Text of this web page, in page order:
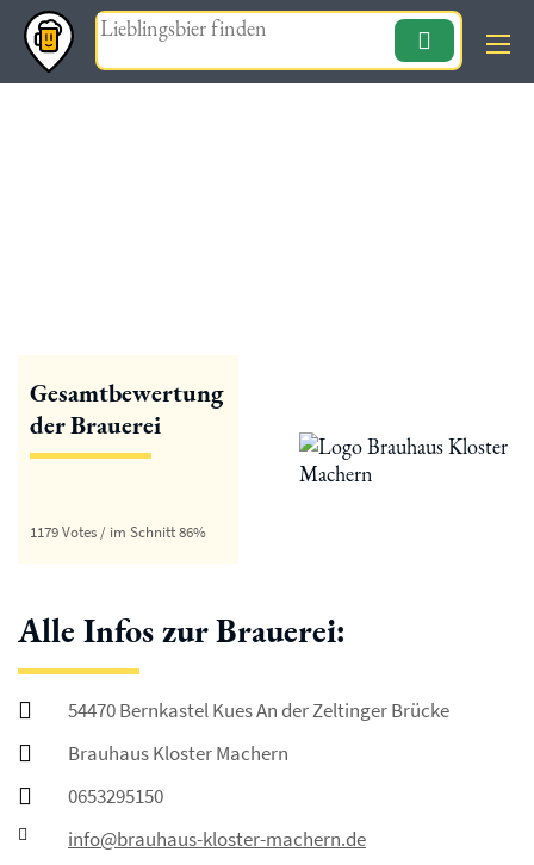
Magazin
Gesamtbewertung
der Brauerei
1179 Votes / im Schnitt 86%
Alle Infos zur Brauerei:
54470 Bernkastel Kues An der Zeltinger Brücke
Brauhaus Kloster Machern
0653295150
info@brauhaus-kloster-machern.de